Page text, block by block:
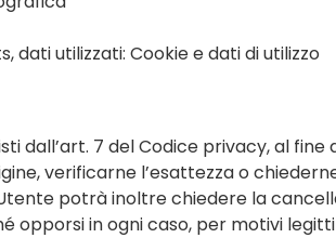
dati utilizzati: Cookie e dati di utilizzo
dall’art. 7 del Codice privacy, al
verificarne l’esattezza o
potrà inoltre chiedere la
opporsi in ogni caso, per motivi